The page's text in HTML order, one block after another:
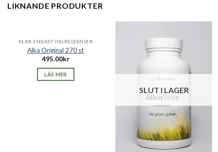
LIKNANDE PRODUKTER
SLUT I LAGER
KLAR ENDAST INGREDIENSER
Alka Original 270 st
495.00kr
LÄS MER
SLUT I LAGER